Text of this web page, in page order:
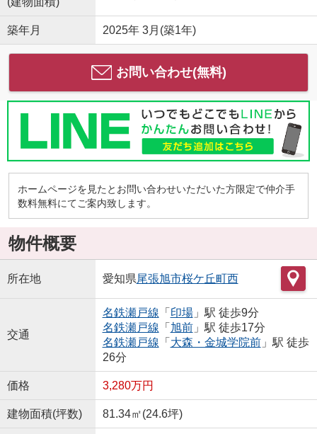
築年月 2025年 3月(築1年)
お問い合わせ(無料)
ホームページを見たとお問い合わせいただいた方限定で仲介手
数料無料にてご案内致します。
物件概要
所在地 愛知県尾張旭市桜ケ丘町西
交通
名鉄瀬戸線 「 印場」駅 徒歩9分
名鉄瀬戸線 「 旭前」駅 徒歩17分
名鉄瀬戸線 「 大森・金城学院前」駅 徒歩
26分
価格 3,280万円
建物面積(坪数) 81.34㎡(24.6坪)